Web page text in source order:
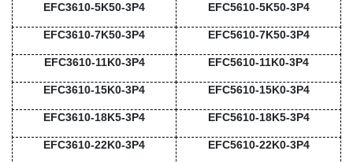
EFC3610-5K50-3P4 EFC5610-5K50-3P4
EFC3610-7K50-3P4 EFC5610-7K50-3P4
EFC3610-11K0-3P4 EFC5610-11K0-3P4
EFC3610-15K0-3P4 EFC5610-15K0-3P4
EFC3610-18K5-3P4 EFC5610-18K5-3P4
EFC3610-22K0-3P4 EFC5610-22K0-3P4